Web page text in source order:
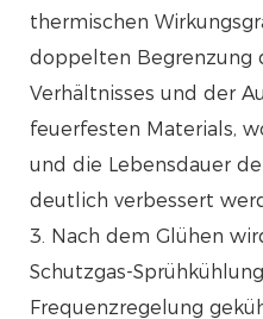
thermischen
doppelten Begrenzung
Verhältnisses und der
feuerfesten Materials,
und die Lebensdauer
deutlich verbessert
3. Nach dem Glühen
Schutzgas-
Frequenzregelung